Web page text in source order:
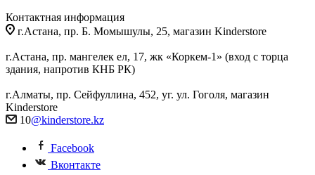
Контактная информация
г.Астана, пр. Б. Момышулы, 25, магазин Kinderstore
г.Астана, пр. мангелек ел, 17, жк «Коркем-1» (вход с торца
здания, напротив КНБ РК)
г.Алматы, пр. Сейфуллина, 452, уг. ул. Гоголя, магазин
Kinderstore
10@kinderstore.kz
Facebook
Вконтакте